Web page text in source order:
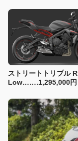
ストリートトリプル R
Low…….1,295,000円